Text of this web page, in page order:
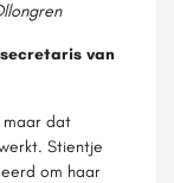
van
maar dat
Stientje
om haar